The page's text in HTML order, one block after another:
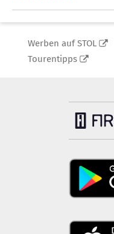
Werben auf STOL
Tourentipps